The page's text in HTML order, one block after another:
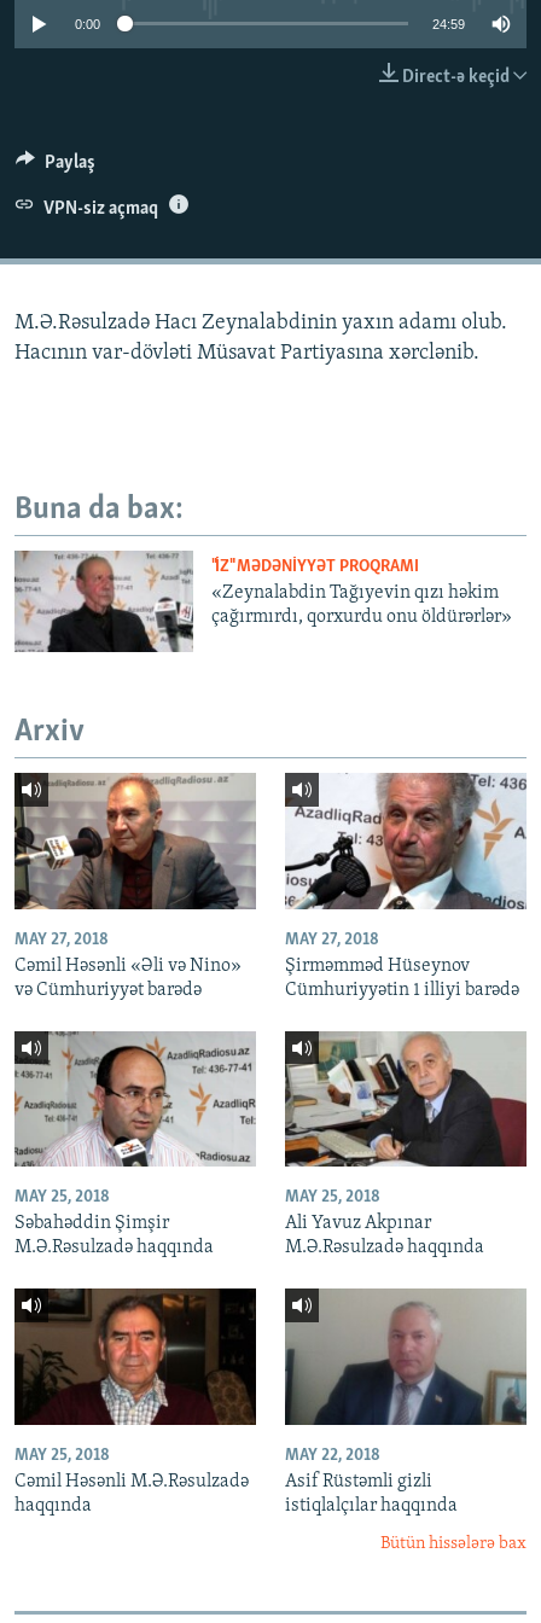
İNFOQRAFIKA
AZƏRBAYCAN ƏDƏBIYYATI KITABXANASI
MISSIYAMIZ
AZADLIQRADIOSU MOBIL TELEFONUNUZDA
BIZIMLƏ ƏLAQƏ
RFE/RL-in bütün saytları
0:00 24:59
Direct-ə keçid
Paylaş
VPN-siz açmaq
M.Ə.Rəsulzadə Hacı Zeynalabdinin yaxın adamı olub.
Hacının var-dövləti Müsavat Partiyasına xərclənib.
Buna da bax:
"İZ" MƏDƏNIYYƏT PROQRAMI
«Zeynalabdin Tağıyevin qızı həkim
çağırmırdı, qorxurdu onu öldürərlər»
Arxiv
MAY 27, 2018
Cəmil Həsənli «Əli və Nino»
və Cümhuriyyət barədə
MAY 27, 2018
Şirməmməd Hüseynov
Cümhuriyyətin 1 illiyi barədə
MAY 25, 2018
Səbahəddin Şimşir
M.Ə.Rəsulzadə haqqında
MAY 25, 2018
Ali Yavuz Akpınar
M.Ə.Rəsulzadə haqqında
MAY 25, 2018
Cəmil Həsənli M.Ə.Rəsulzadə
haqqında
MAY 22, 2018
Asif Rüstəmli gizli
istiqlalçılar haqqında
Bütün hissələrə bax